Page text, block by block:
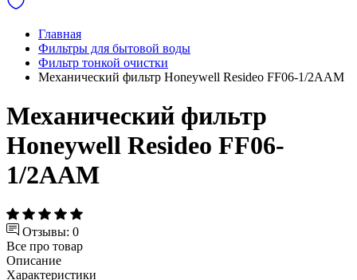
Главная
Фильтры для бытовой воды
Фильтр тонкой очистки
Механический фильтр Honeywell Resideo FF06-1/2AAM
Механический фильтр
Honeywell Resideo FF06-
1/2AAM
Отзывы: 0
Все про товар
Описание
Характеристики